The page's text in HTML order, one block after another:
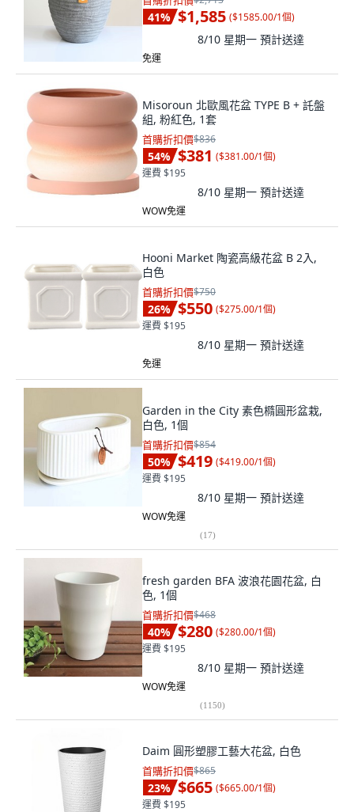
41% $1,585 ($1585.00/1個)
8/10 星期一 預計送達
免運
Misoroun 北歐風花盆 TYPE B + 託盤
組, 粉紅色, 1套
首購折扣價$836
54% $381 ($381.00/1個)
運費 $195
8/10 星期一 預計送達
WOW免運
Hooni Market 陶瓷高級花盆 B 2入,
白色
首購折扣價$750
26% $550 ($275.00/1個)
運費 $195
8/10 星期一 預計送達
免運
Garden in the City 素色橢圓形盆栽,
白色, 1個
首購折扣價$854
50% $419 ($419.00/1個)
運費 $195
8/10 星期一 預計送達
WOW免運
(17)
fresh garden BFA 波浪花園花盆, 白
色, 1個
首購折扣價$468
40% $280 ($280.00/1個)
運費 $195
8/10 星期一 預計送達
WOW免運
(1150)
Daim 圓形塑膠工藝大花盆, 白色
首購折扣價$865
23% $665 ($665.00/1個)
運費 $195